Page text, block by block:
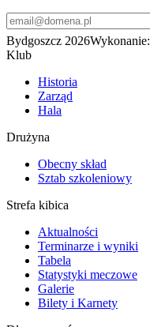
Bydgoszcz 2026Wykonanie:
Klub
Historia
Zarząd
Hala
Drużyna
Obecny skład
Sztab szkoleniowy
Strefa kibica
Aktualności
Terminarze i wyniki
Tabela
Statystyki meczowe
Galerie
Bilety i Karnety